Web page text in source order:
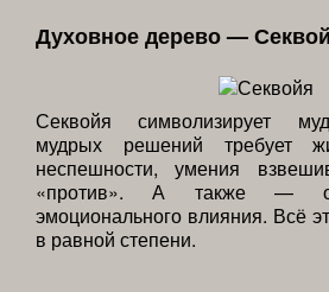
Духовное дерево —
Секвойя символизирует
мудрых решений требует
неспешности, умения
«против». А также —
эмоционального влияния. Всё
в равной степени.